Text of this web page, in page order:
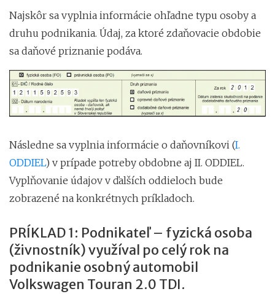
Najskôr sa vyplnia informácie ohľadne typu osoby a
druhu podnikania. Údaj, za ktoré zdaňovacie obdobie
sa daňové priznanie podáva.
Následne sa vyplnia informácie o daňovníkovi (I.
ODDIEL) v prípade potreby obdobne aj II. ODDIEL.
Vyplňovanie údajov v ďalších oddieloch bude
zobrazené na konkrétnych príkladoch.
PRÍKLAD 1: Podnikateľ – fyzická osoba
(živnostník) využíval po celý rok na
podnikanie osobný automobil
Volkswagen Touran 2.0 TDI.